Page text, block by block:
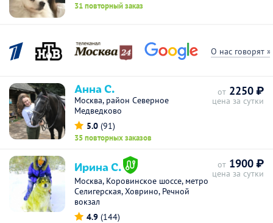
31 повторный заказ
О нас говорят »
Анна С.
Москва, район Северное
Медведково
5.0 (91)
35 повторных заказов
от 2250 ₽
цена за сутки
Ирина С.
Москва, Коровинское шоссе, метро
Селигерская, Ховрино, Речной
вокзал
4.9 (144)
от 1900 ₽
цена за сутки